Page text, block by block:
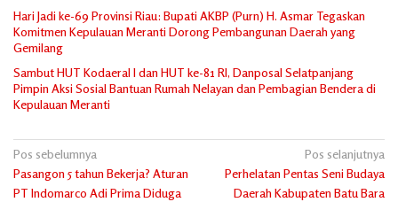
Hari Jadi ke-69 Provinsi Riau: Bupati AKBP (Purn) H. Asmar Tegaskan
Komitmen Kepulauan Meranti Dorong Pembangunan Daerah yang
Gemilang
Sambut HUT Kodaeral I dan HUT ke-81 RI, Danposal Selatpanjang
Pimpin Aksi Sosial Bantuan Rumah Nelayan dan Pembagian Bendera di
Kepulauan Meranti
Navigasi
pos
Pos sebelumnya
Pasangon 5 tahun Bekerja? Aturan
PT Indomarco Adi Prima Diduga
Pos selanjutnya
Perhelatan Pentas Seni Budaya
Daerah Kabupaten Batu Bara